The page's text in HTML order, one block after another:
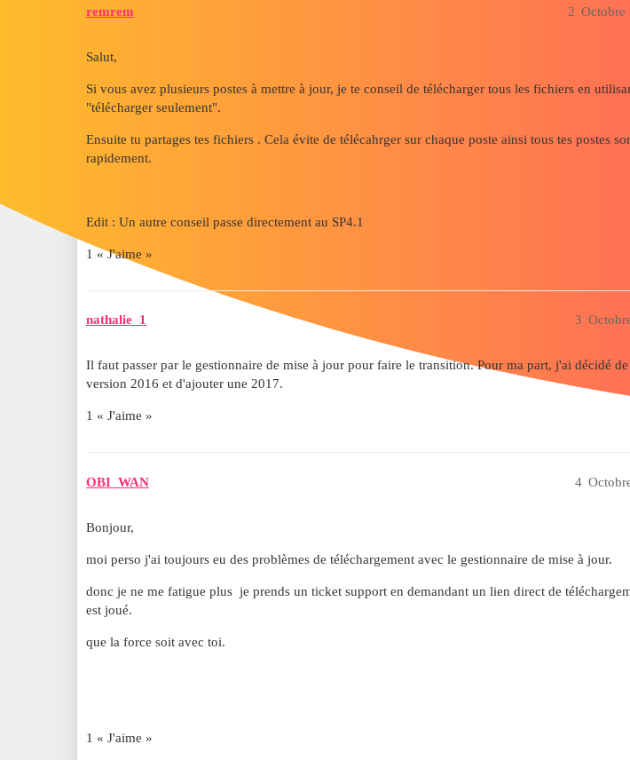
remrem Octobre
2
Salut,
Si vous avez plusieurs postes à mettre à jour, je te conseil de télécharger tous les fichiers en
"télécharger seulement".
Ensuite tu partages tes fichiers . Cela évite de télécahrger sur chaque poste ainsi tous tes postes
rapidement.
Edit : Un autre conseil passe directement au SP4.1
1 « J'aime »
nathalie_1 3
Il faut passer par le gestionnaire de mise à jour pour faire le transition. Pour ma part, j'ai décidé
version 2016 et d'ajouter une 2017.
1 « J'aime »
OBI_WAN 4
Bonjour,
moi perso j'ai toujours eu des problèmes de téléchargement avec le gestionnaire de mise à jour.
donc je ne me fatigue plus je prends un ticket support en demandant un lien direct de
est joué.
que la force soit avec toi.
1 « J'aime »